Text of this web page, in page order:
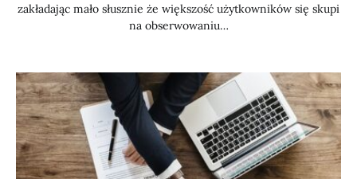
zakładając mało słusznie że większość użytkowników się skupi
na obserwowaniu…